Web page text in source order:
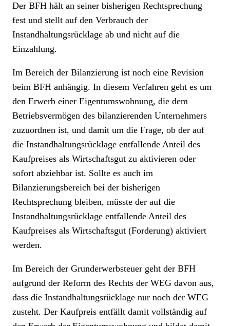
Der BFH hält an seiner bisherigen Rechtsprechung
fest und stellt auf den Verbrauch der
Instandhaltungsrücklage ab und nicht auf die
Einzahlung.
Im Bereich der Bilanzierung ist noch eine Revision
beim BFH anhängig. In diesem Verfahren geht es um
den Erwerb einer Eigentumswohnung, die dem
Betriebsvermögen des bilanzierenden Unternehmers
zuzuordnen ist, und damit um die Frage, ob der auf
die Instandhaltungsrücklage entfallende Anteil des
Kaufpreises als Wirtschaftsgut zu aktivieren oder
sofort abziehbar ist. Sollte es auch im
Bilanzierungsbereich bei der bisherigen
Rechtsprechung bleiben, müsste der auf die
Instandhaltungsrücklage entfallende Anteil des
Kaufpreises als Wirtschaftsgut (Forderung) aktiviert
werden.
Im Bereich der Grunderwerbsteuer geht der BFH
aufgrund der Reform des Rechts der WEG davon aus,
dass die Instandhaltungsrücklage nur noch der WEG
zusteht. Der Kaufpreis entfällt damit vollständig auf